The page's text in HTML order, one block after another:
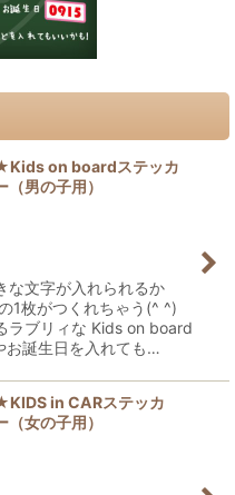
on boardステッカ
男の子用）
な文字が入れられるか
1枚がつくれちゃう(^ ^)
ラブリィな Kids on board
お誕生日を入れても…
in CARステッカ
女の子用）